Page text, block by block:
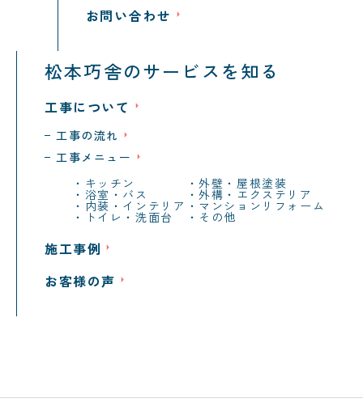
お問い合わせ
松本巧舎のサービスを知る
工事について
工事の流れ
工事メニュー
キッチン
外壁・屋根塗装
浴室・バス 外構・エクステリア
内装・インテリア マンションリフォーム
トイレ・洗面台 その他
施工事例
お客様の声